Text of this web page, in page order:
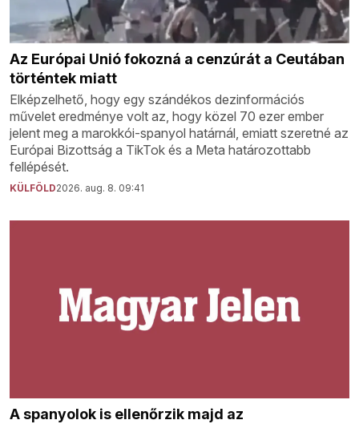
Az Európai Unió fokozná a cenzúrát a Ceutában
történtek miatt
Elképzelhető, hogy egy szándékos dezinformációs
művelet eredménye volt az, hogy közel 70 ezer ember
jelent meg a marokkói-spanyol határnál, emiatt szeretné az
Európai Bizottság a TikTok és a Meta határozottabb
fellépését.
KÜLFÖLD2026. aug. 8. 09:41
A spanyolok is ellenőrzik majd az